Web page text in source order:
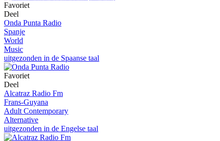
Favoriet
Deel
Onda Punta Radio
Spanje
World
Music
uitgezonden in de Spaanse taal
Favoriet
Deel
Alcatraz Radio Fm
Frans-Guyana
Adult Contemporary
Alternative
uitgezonden in de Engelse taal